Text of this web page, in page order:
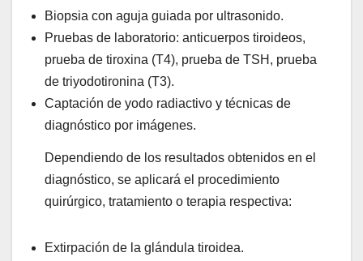
Biopsia con aguja guiada por ultrasonido.
Pruebas de laboratorio: anticuerpos tiroideos,
prueba de tiroxina (T4), prueba de TSH, prueba
de triyodotironina (T3).
Captación de yodo radiactivo y técnicas de
diagnóstico por imágenes.
Dependiendo de los resultados obtenidos en el
diagnóstico, se aplicará el procedimiento
quirúrgico, tratamiento o terapia respectiva:
Extirpación de la glándula tiroidea.